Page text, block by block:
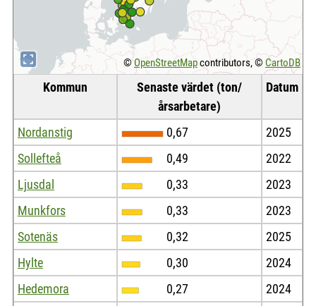
©OpenStreetMapcontributors, © CartoDB
Kommun
Senaste värdet (ton/
årsarbetare)
Datum
Nordanstig 0,67
2025
Sollefteå
0,49
2022
Ljusdal
0,33
2023
Munkfors
0,33
2023
Sotenäs
0,32
2025
Hylte
0,30
2024
Hedemora
0,27
2024